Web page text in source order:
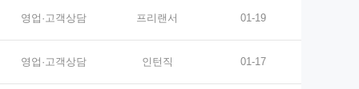
영업·고객상담 프리랜서 01-19
영업·고객상담 인턴직 01-17